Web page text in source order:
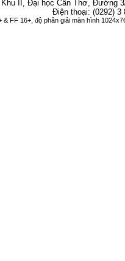
Khu II, Đại học Cần Thơ, Đường
Điện thoại: (0292)
FF 16+, độ phân giải màn hình